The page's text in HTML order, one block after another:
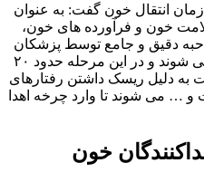
انتقال خون گفت: به عنوان
خون و فرآورده های خون،
دقیق و جامع توسط پزشکان
ماهر و مجرب سازمان مشاوره می شوند و در این مرحله حدود ۲۰
به دلیل ریسک داشتن رفتارهای
… می شوند تا وارد چرخه اهدا
خون